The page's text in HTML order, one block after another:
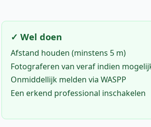
✓ Wel doen
Afstand houden (minstens 5 m)
Fotograferen van veraf indien
Onmiddellijk melden via WASPP
Een erkend professional inschakelen